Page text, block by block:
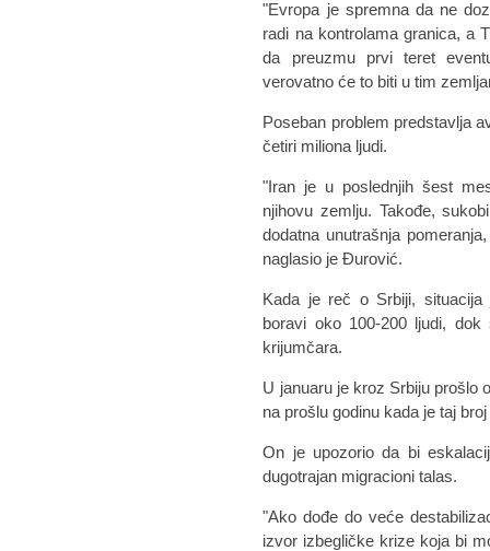
"Evropa je spremna da ne
radi na kontrolama granica, a
da preuzmu prvi teret
verovatno će to biti u tim
Poseban problem predstavlja
četiri miliona ljudi.
"Iran je u poslednjih šest
njihovu zemlju. Takođe,
dodatna unutrašnja
naglasio je Đurović.
Kada je reč o Srbiji, situacija
boravi oko 100-200 ljudi,
krijumčara.
U januaru je kroz Srbiju prošlo
na prošlu godinu kada je taj
On je upozorio da bi
dugotrajan migracioni talas.
"Ako dođe do veće
izvor izbegličke krize koja bi